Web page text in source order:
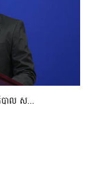
បាល ស...